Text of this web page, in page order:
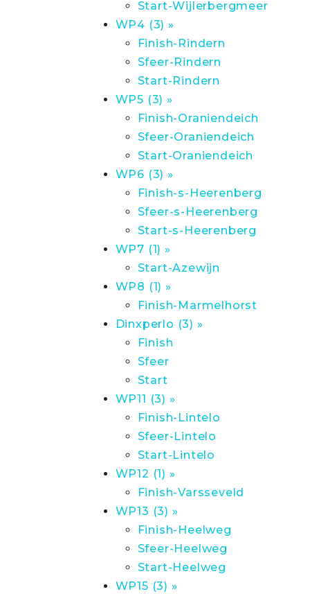
Start-Wijlerbergmeer
WP4 (3) »
Finish-Rindern
Sfeer-Rindern
Start-Rindern
WP5 (3) »
Finish-Oraniendeich
Sfeer-Oraniendeich
Start-Oraniendeich
WP6 (3) »
Finish-s-Heerenberg
Sfeer-s-Heerenberg
Start-s-Heerenberg
WP7 (1) »
Start-Azewijn
WP8 (1) »
Finish-Marmelhorst
Dinxperlo (3) »
Finish
Sfeer
Start
WP11 (3) »
Finish-Lintelo
Sfeer-Lintelo
Start-Lintelo
WP12 (1) »
Finish-Varsseveld
WP13 (3) »
Finish-Heelweg
Sfeer-Heelweg
Start-Heelweg
WP15 (3) »